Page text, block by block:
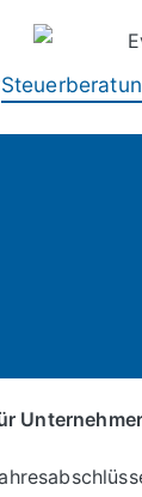
Unternehmer